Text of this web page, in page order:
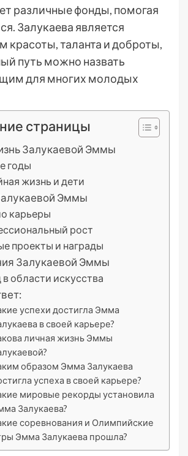
различные фонды, помогая
Залукаева является
красоты, таланта и доброты,
путь можно назвать
для многих молодых
страницы
Залукаевой Эммы
годы
жизнь и дети
Эммы
карьеры
рост
проекты и награды
Залукаевой Эммы
в области искусства
успехи достигла Эмма
в своей карьере?
личная жизнь Эммы
образом Эмма Залукаева
успеха в своей карьере?
мировые рекорды установила
Залукаева?
соревнования и Олимпийские
Эмма Залукаева прошла?